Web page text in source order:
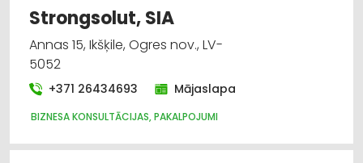
Strongsolut, SIA
Annas 15, Ikšķile, Ogres nov., LV-
5052
+371 26434693 Mājaslapa
BIZNESA KONSULTĀCIJAS, PAKALPOJUMI